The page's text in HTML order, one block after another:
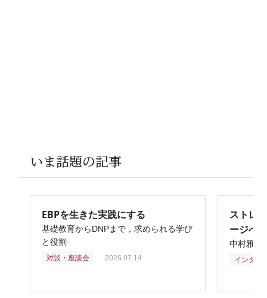
いま話題の記事
EBPを生きた実践にする
基礎教育からDNPまで，求められる学び
と役割
対談・座談会 2026.07.14
ストレ
ージへ
中村雅俊
インタビ